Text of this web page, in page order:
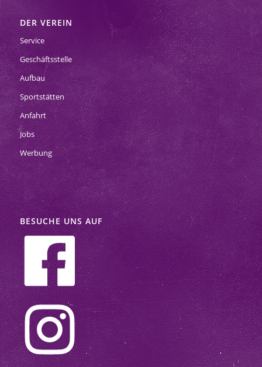
DER VEREIN
Service
Geschäftsstelle
Aufbau
Sportstätten
Anfahrt
Jobs
Werbung
BESUCHE UNS AUF